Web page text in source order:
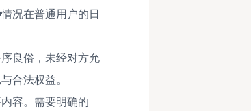
况在普通用户的日
良俗，未经对方允
合法权益。
容。需要明确的